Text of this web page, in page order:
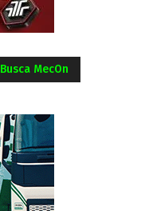
Busca MecOn